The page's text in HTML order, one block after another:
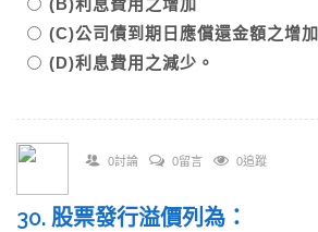
(B)利息費用之增加
(C)公司債到期日應償還金額之增加
(D)利息費用之減少。
0討論 0留言 0追蹤
30. 股票發行溢價列為：